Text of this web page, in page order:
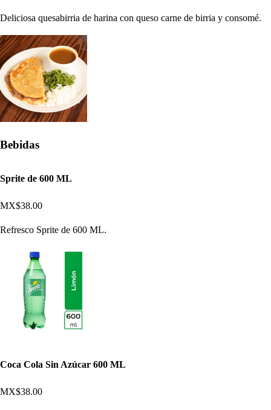
Deliciosa quesabirria de harina con queso carne de birria y consomé.
Bebidas
Sprite de 600 ML
MX$38.00
Refresco Sprite de 600 ML.
Coca Cola Sin Azúcar 600 ML
MX$38.00